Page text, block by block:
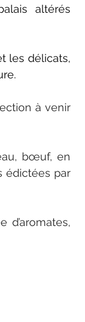
altérés
les délicats,
à venir
bœuf, en
édictées par